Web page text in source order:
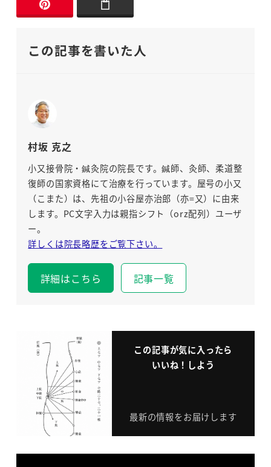
この記事を書いた人
村坂 克之
小又接骨院・鍼灸院の院長です。鍼師、灸師、柔道整
復師の国家資格にて治療を行っています。屋号の小又
（こまた）は、先祖の小谷屋亦治郎（亦=又）に由来
します。PC文字入力は親指シフト（orz配列）ユーザ
ー。
詳しくは院長略歴をご覧下さい。
詳細はこちら 記事一覧
この記事が気に入ったら
いいね！しよう
最新の情報をお届けします